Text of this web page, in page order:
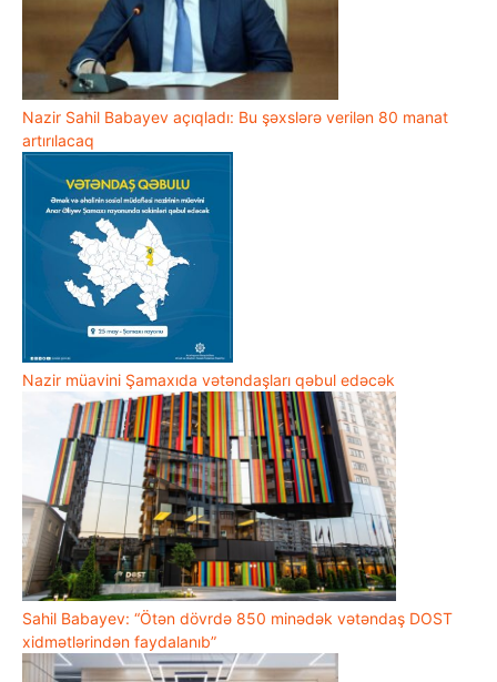
Nazir Sahil Babayev açıqladı: Bu şəxslərə verilən 80 manat
artırılacaq
Nazir müavini Şamaxıda vətəndaşları qəbul edəcək
Sahil Babayev: “Ötən dövrdə 850 minədək vətəndaş DOST
xidmətlərindən faydalanıb”